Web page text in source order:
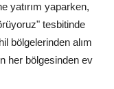
yatırım yaparken,
tesbitinde
bölgelerinden alım
her bölgesinden ev